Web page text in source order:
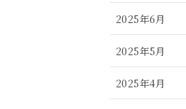
2025年6月
2025年5月
2025年4月